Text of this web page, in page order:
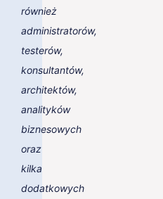
również
administratorów,
testerów,
konsultantów,
architektów,
analityków
biznesowych
oraz
kilka
dodatkowych